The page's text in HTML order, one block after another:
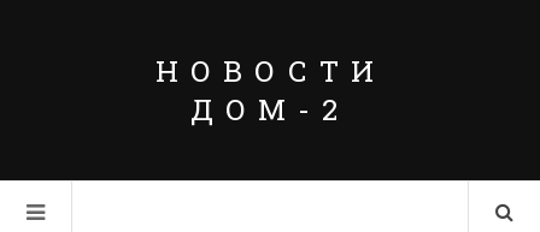
НОВОСТИ
ДОМ-2